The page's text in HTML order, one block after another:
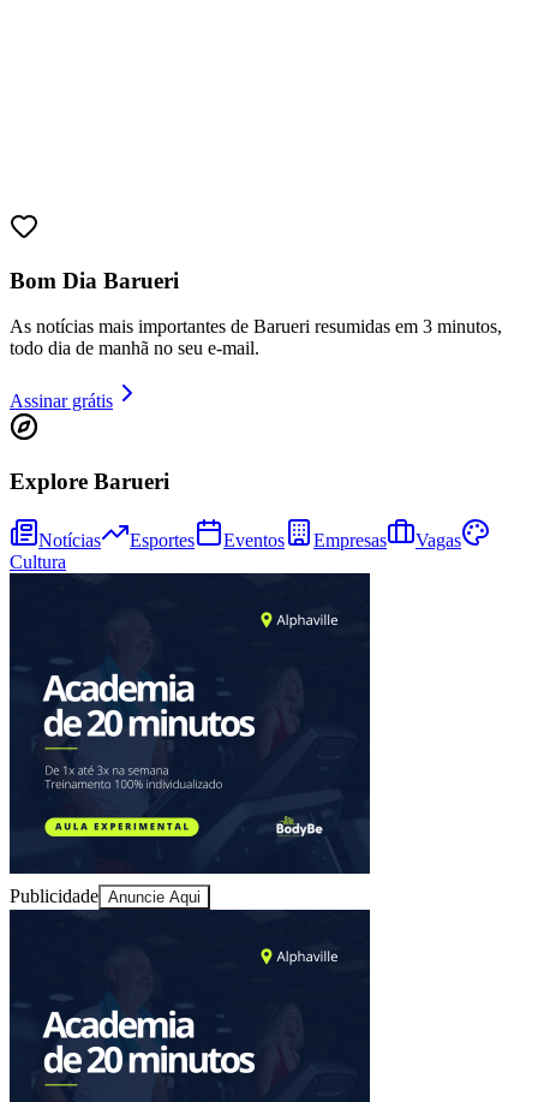
Athletico-PR
Bragantino
Bom Dia Barueri
As notícias mais importantes de Barueri resumidas em 3 minutos,
todo dia de manhã no seu e-mail.
Assinar grátis
Explore Barueri
Notícias Esportes Eventos Empresas
Vagas
Cultura
Publicidade Anuncie Aqui